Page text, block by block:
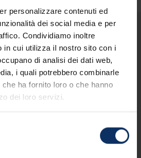
personalizzare contenuti ed
dei social media e per
Condividiamo inoltre
in cui utilizza il nostro sito con i
di analisi dei dati web,
i quali potrebbero combinarle
ha fornito loro o che hanno
dei loro servizi.
essere
anche a
negozi